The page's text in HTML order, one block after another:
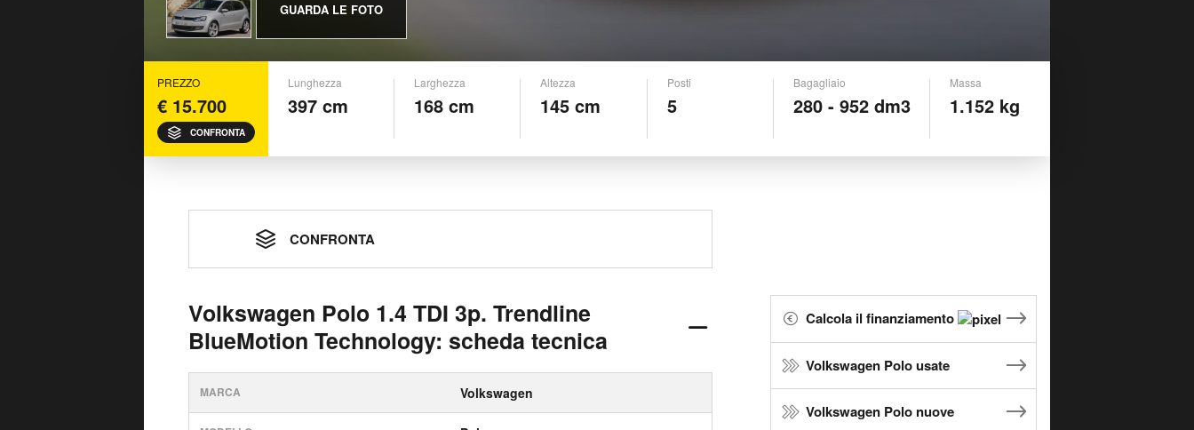
GUARDA LE FOTO
PREZZO
€ 15.700
CONFRONTA
Lunghezza
397 cm
Larghezza
168 cm
Altezza
145 cm
Posti
5
Bagagliaio
280 - 952 dm3
Massa
1.152 kg
CONFRONTA
Volkswagen Polo 1.4 TDI 3p. Trendline
BlueMotion Technology: scheda tecnica
MARCA Volkswagen
Calcola il finanziamento
Volkswagen Polo usate
Volkswagen Polo nuove